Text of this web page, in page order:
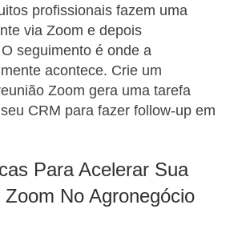
profissionais fazem uma
via Zoom e depois
seguimento é onde a
acontece. Crie um
Zoom gera uma tarefa
CRM para fazer follow-up em
Para Acelerar Sua
No Agronegócio